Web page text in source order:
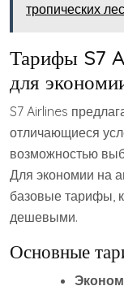
тропических
Тарифы S7
для
S7 Airlines
отличающиеся
возможностью
Для экономии на
базовые тарифы,
дешевыми.
Основные